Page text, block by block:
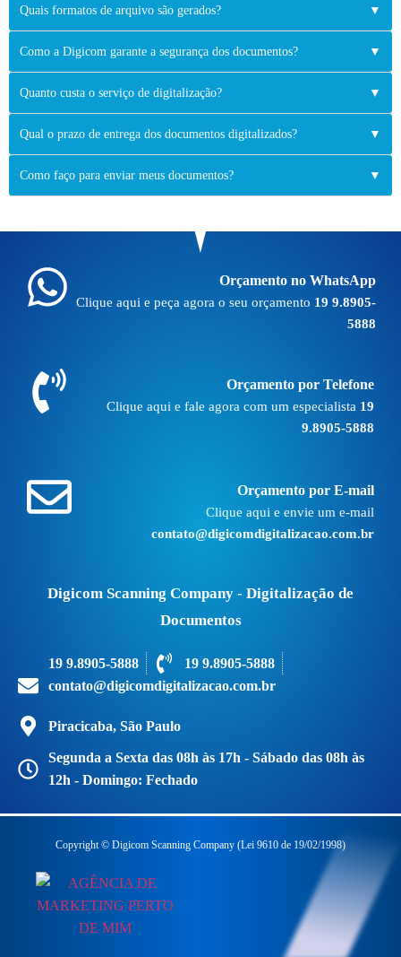
Quais formatos de arquivo são gerados? ▼
Como a Digicom garante a segurança dos documentos? ▼
Quanto custa o serviço de digitalização? ▼
Qual o prazo de entrega dos documentos digitalizados? ▼
Como faço para enviar meus documentos? ▼
Orçamento no WhatsApp
Clique aqui e peça agora o seu orçamento 19 9.8905-
5888
Orçamento por Telefone
Clique aqui e fale agora com um especialista 19
9.8905-5888
Orçamento por E-mail
Clique aqui e envie um e-mail
contato@digicomdigitalizacao.com.br
Digicom Scanning Company - Digitalização de
Documentos
19 9.8905-5888
19 9.8905-5888
contato@digicomdigitalizacao.com.br
Piracicaba, São Paulo
Segunda a Sexta das 08h às 17h - Sábado das 08h às
12h - Domingo: Fechado
Copyright © Digicom Scanning Company (Lei 9610 de 19/02/1998)